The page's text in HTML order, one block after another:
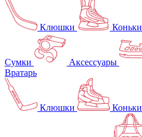
Клюшки Коньки
Сумки Аксессуары
Вратарь
Клюшки Коньки